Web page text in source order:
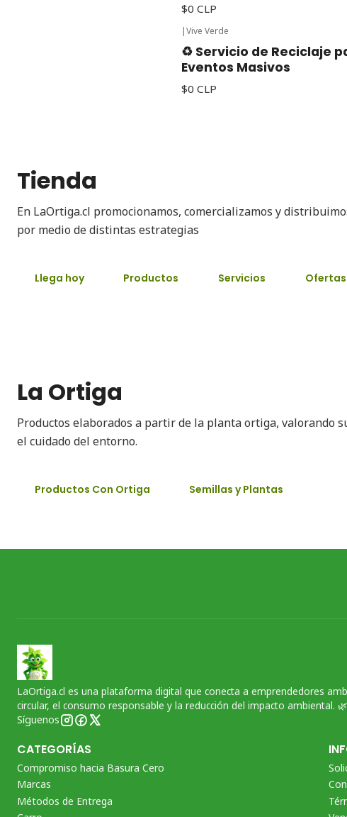
$0 CLP
|Vive Verde
♻️ Servicio de Reciclaje
Eventos Masivos
$0 CLP
Tienda
En LaOrtiga.cl promocionamos, comercializamos y
por medio de distintas estrategias
Llega hoy Productos Servicios Ofertas
La Ortiga
Productos elaborados a partir de la planta ortiga, valorando
el cuidado del entorno.
Productos Con Ortiga Semillas y Plantas
LaOrtiga.cl es una plataforma digital que conecta a emprendedores
circular, el consumo responsable y la reducción del impacto ambiental.
Síguenos
CATEGORÍAS
Compromiso hacia Basura Cero
Marcas
Métodos de Entrega